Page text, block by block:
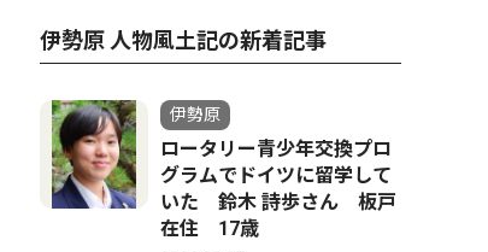
伊勢原 人物風土記の新着記事
伊勢原
ロータリー青少年交換プロ
グラムでドイツに留学して
いた 鈴木 詩歩さん 板戸
在住 17歳